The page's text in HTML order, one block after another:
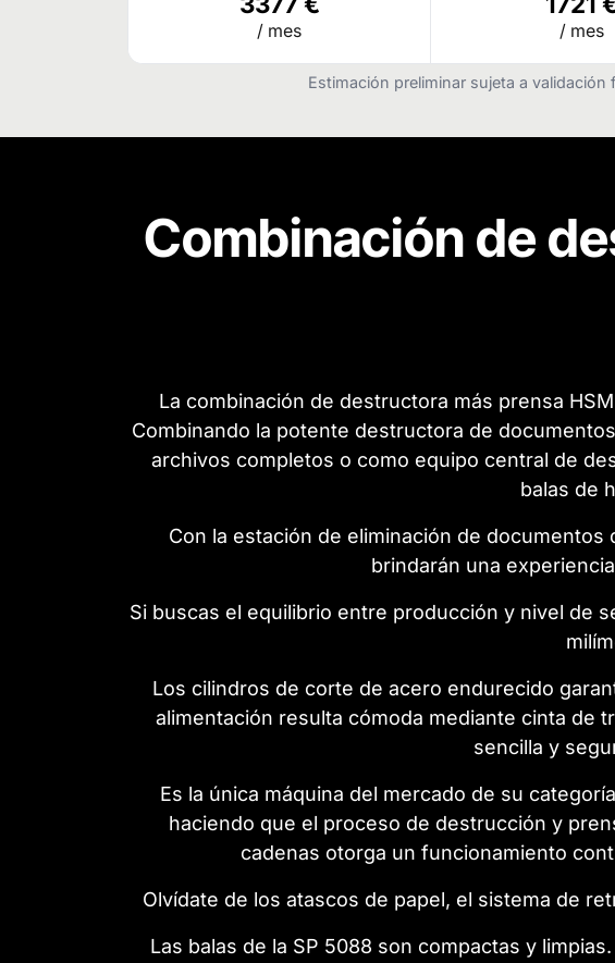
/ mes / mes
Estimación preliminar sujeta a
Combinación de
La combinación de destructora más prensa
Combinando la potente destructora de
archivos completos o como equipo central de
balas de
Con la estación de eliminación de
brindarán una
Si buscas el equilibrio entre producción y nivel de
Los cilindros de corte de acero endurecido
alimentación resulta cómoda mediante cinta de
sencilla y
Es la única máquina del mercado de su
haciendo que el proceso de destrucción y
cadenas otorga un funcionamiento
Olvídate de los atascos de papel, el sistema de
Las balas de la SP 5088 son compactas y